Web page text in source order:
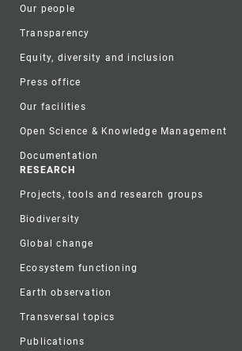
Our people
Transparency
Equity, diversity and inclusion
Press office
Our facilities
Open Science & Knowledge Management
Documentation
RESEARCH
Projects, tools and research groups
Biodiversity
Global change
Ecosystem functioning
Earth observation
Transversal topics
Publications